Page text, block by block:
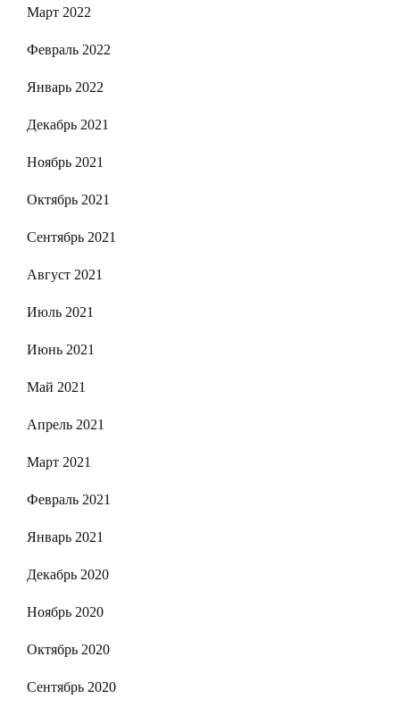
Март 2022
Февраль 2022
Январь 2022
Декабрь 2021
Ноябрь 2021
Октябрь 2021
Сентябрь 2021
Август 2021
Июль 2021
Июнь 2021
Май 2021
Апрель 2021
Март 2021
Февраль 2021
Январь 2021
Декабрь 2020
Ноябрь 2020
Октябрь 2020
Сентябрь 2020